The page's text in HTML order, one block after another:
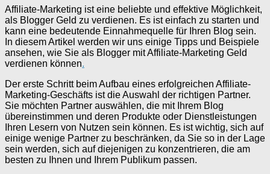
Affiliate-Marketing ist eine beliebte und effektive Möglichkeit,
als Blogger Geld zu verdienen. Es ist einfach zu starten und
kann eine bedeutende Einnahmequelle für Ihren Blog sein.
In diesem Artikel werden wir uns einige Tipps und Beispiele
ansehen, wie Sie als Blogger mit Affiliate-Marketing Geld
verdienen können.
Der erste Schritt beim Aufbau eines erfolgreichen Affiliate-
Marketing-Geschäfts ist die Auswahl der richtigen Partner.
Sie möchten Partner auswählen, die mit Ihrem Blog
übereinstimmen und deren Produkte oder Dienstleistungen
Ihren Lesern von Nutzen sein können. Es ist wichtig, sich auf
einige wenige Partner zu beschränken, da Sie so in der Lage
sein werden, sich auf diejenigen zu konzentrieren, die am
besten zu Ihnen und Ihrem Publikum passen.